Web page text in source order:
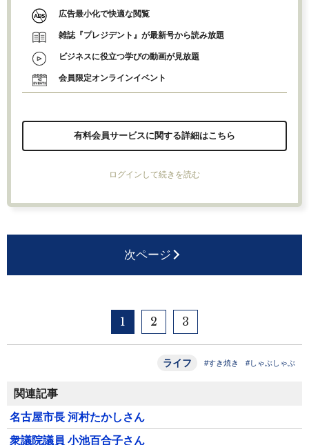
広告最小化で快適な閲覧
雑誌『プレジデント』が最新号から読み放題
ビジネスに役立つ学びの動画が見放題
会員限定オンラインイベント
有料会員サービスに関する詳細はこちら
ログインして続きを読む
次ページ
1 2 3
ライフ #すき焼き #しゃぶしゃぶ
関連記事
名古屋市長 河村たかしさん
衆議院議員 小池百合子さん